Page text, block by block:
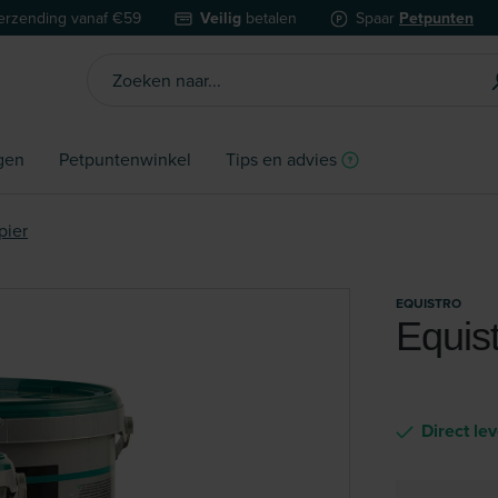
vanaf €59 Veilig betalen Spaar Petpunten
Petpuntenwinkel Tips en advies
EQUISTRO
Direct